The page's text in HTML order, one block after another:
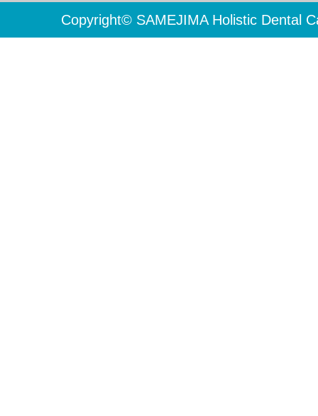
Copyright© SAMEJIMA Holistic Dental